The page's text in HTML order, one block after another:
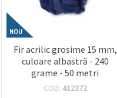
NOU
Fir acrilic grosime 15 mm,
culoare albastră - 240
grame - 50 metri
COD: 412372